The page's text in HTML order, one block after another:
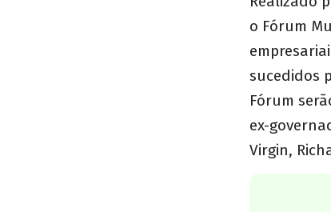
o Fórum
sucedidos
Fórum
ex-
Virgin,